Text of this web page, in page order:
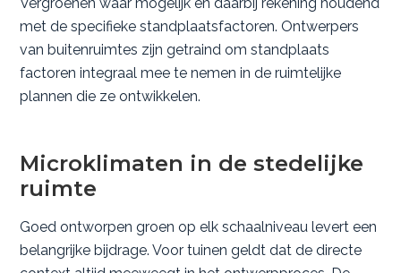
met de specifieke standplaatsfactoren. Ontwerpers
van buitenruimtes zijn getraind om standplaats
factoren integraal mee te nemen in de ruimtelijke
plannen die ze ontwikkelen.
Microklimaten in de stedelijke
ruimte
Goed ontworpen groen op elk schaalniveau levert een
belangrijke bijdrage. Voor tuinen geldt dat de directe